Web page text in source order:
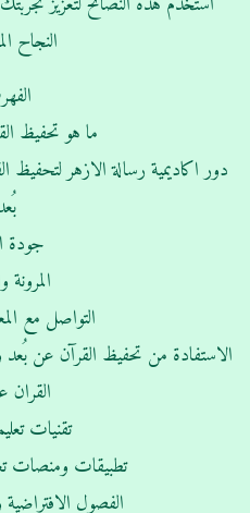
النجاح
ما هو تحفيظ
دور اكاديمية رسالة الازهر
جودة
المرونة
التواصل مع
الاستفادة من تحفيظ القرآن عن بُعد
تقنيات
تطبيقات ومنصات
الفصول